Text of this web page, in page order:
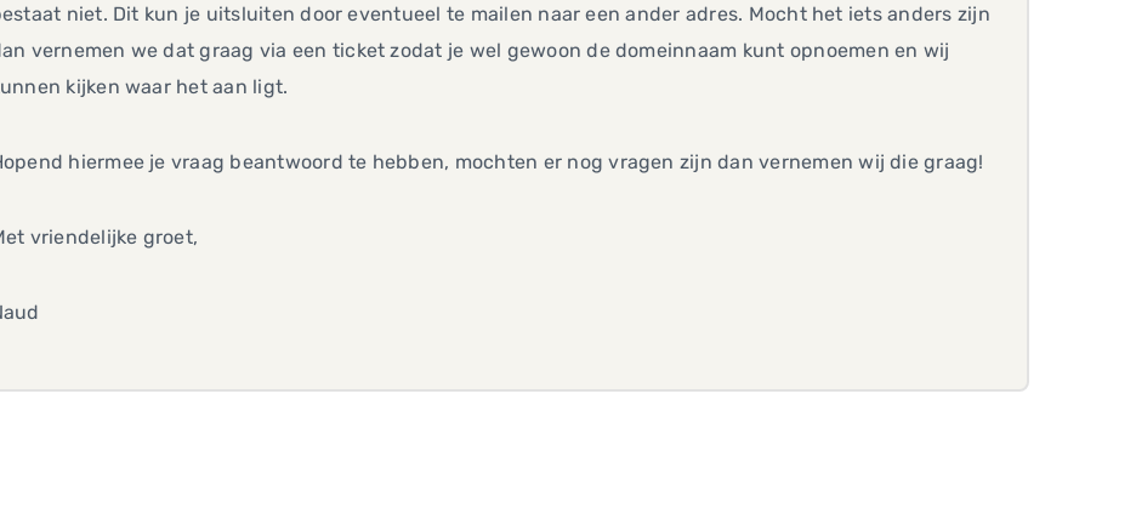
niet. Dit kun je uitsluiten door eventueel te mailen naar een ander adres. Mocht het iets anders zijn
vernemen we dat graag via een ticket zodat je wel gewoon de domeinnaam kunt opnoemen en wij
kijken waar het aan ligt.
hiermee je vraag beantwoord te hebben, mochten er nog vragen zijn dan vernemen wij die graag!
vriendelijke groet,